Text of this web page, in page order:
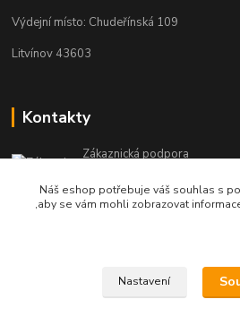
Výdejní místo: Chudeřínská 109
Litvínov 43603
Kontakty
Zákaznická podpora
(Po-Pá, 8-16 hod.)
Náš eshop potřebuje váš souhlas s
,aby se vám mohli zobrazovat
Nastavení